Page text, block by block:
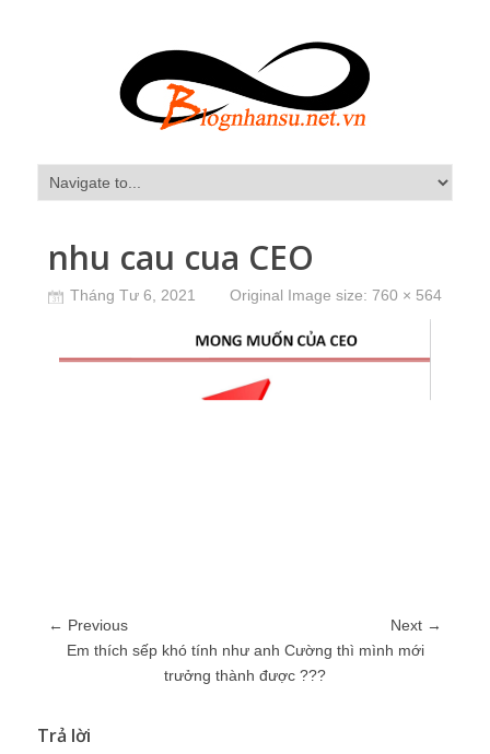
nhu cau cua CEO
Tháng Tư 6, 2021 Original Image size: 760 × 564
← Previous
Next →
Em thích sếp khó tính như anh Cường thì mình mới
trưởng thành được ???
Trả lời